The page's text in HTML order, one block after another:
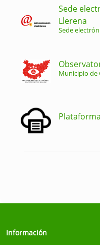
Sede
Llerena
Sede
Municipio de
Información